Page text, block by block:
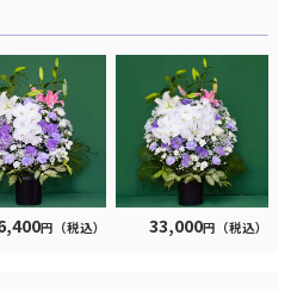
円（税込） 33,000円（税込）